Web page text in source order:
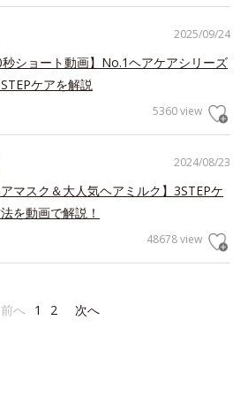
2025/09/24
秒ショート動画】No.1ヘアケアシリーズ
ケアを解説
5360 view
2024/08/23
アマスク＆大人気ヘアミルク】3STEPケ
を動画で解説！
48678 view
前へ 1 2 次へ